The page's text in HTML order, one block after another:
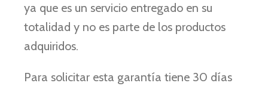
ya que es un servicio entregado en su
totalidad y no es parte de los productos
adquiridos.
Para solicitar esta garantía tiene 30 días